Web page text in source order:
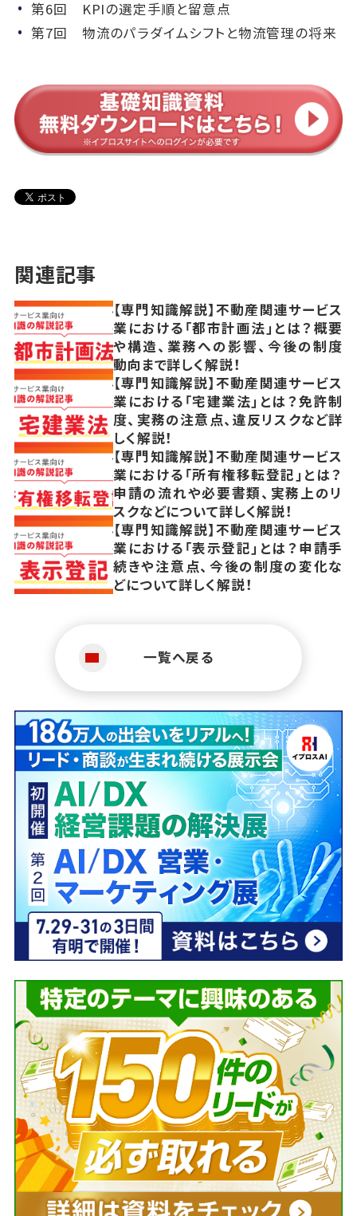
第6回 KPIの選定手順と留意点
第7回 物流のパラダイムシフトと物流管理の将来
関連記事
【専門知識解説】不動産関連サービス
業における「都市計画法」とは？概要
や構造、業務への影響、今後の制度
動向まで詳しく解説！
【専門知識解説】不動産関連サービス
業における「宅建業法」とは？免許制
度、実務の注意点、違反リスクなど詳
しく解説！
【専門知識解説】不動産関連サービス
業における「所有権移転登記」とは？
申請の流れや必要書類、実務上のリ
スクなどについて詳しく解説！
【専門知識解説】不動産関連サービス
業における「表示登記」とは？申請手
続きや注意点、今後の制度の変化な
どについて詳しく解説！
一覧へ戻る